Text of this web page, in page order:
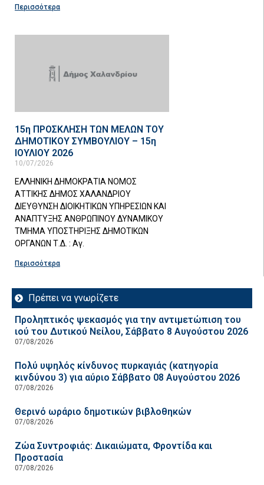
Περισσότερα
15η ΠΡΟΣΚΛΗΣΗ ΤΩΝ ΜΕΛΩΝ ΤΟΥ
ΔΗΜΟΤΙΚΟΥ ΣΥΜΒΟΥΛΙΟΥ – 15η
ΙΟΥΛΙΟΥ 2026
10/07/2026
ΕΛΛΗΝΙΚΗ ΔΗΜΟΚΡΑΤΙΑ ΝΟΜΟΣ
ΑΤΤΙΚΗΣ ΔΗΜΟΣ ΧΑΛΑΝΔΡΙΟΥ
ΔΙΕΥΘΥΝΣΗ ΔΙΟΙΚΗΤΙΚΩΝ ΥΠΗΡΕΣΙΩΝ ΚΑΙ
ΑΝΑΠΤΥΞΗΣ ΑΝΘΡΩΠΙΝΟΥ ΔΥΝΑΜΙΚΟΥ
ΤΜΗΜΑ ΥΠΟΣΤΗΡΙΞΗΣ ΔΗΜΟΤΙΚΩΝ
ΟΡΓΑΝΩΝ Τ.Δ. : Αγ.
Περισσότερα
Πρέπει να γνωρίζετε
Προληπτικός ψεκασμός για την αντιμετώπιση του
ιού του Δυτικού Νείλου, Σάββατο 8 Αυγούστου 2026
07/08/2026
Πολύ υψηλός κίνδυνος πυρκαγιάς (κατηγορία
κινδύνου 3) για αύριο Σάββατο 08 Αυγούστου 2026
07/08/2026
Θερινό ωράριο δημοτικών βιβλοθηκών
07/08/2026
Ζώα Συντροφιάς: Δικαιώματα, Φροντίδα και
Προστασία
07/08/2026